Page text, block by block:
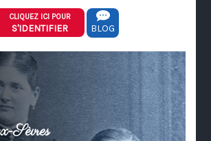
CLIQUEZ ICI POUR
S'IDENTIFIER BLOG
Sèvres